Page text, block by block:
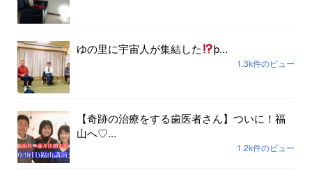
ゆの里に宇宙人が集結した þ...
1.3k件のビュー
【奇跡の治療をする歯医者さん】ついに！福
山へ♡...
1.2k件のビュー